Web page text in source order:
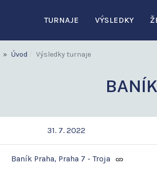
TURNAJE VÝSLEDKY
Úvod Výsledky turnaje
31. 7. 2022
Baník Praha, Praha 7 - Troja